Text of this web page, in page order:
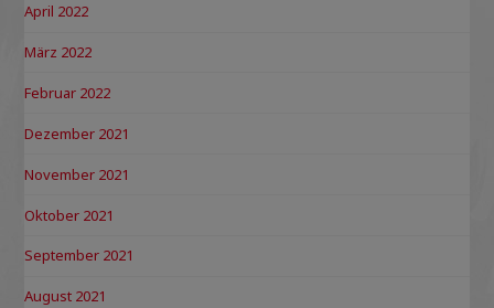
April 2022
März 2022
Februar 2022
Dezember 2021
November 2021
Oktober 2021
September 2021
August 2021